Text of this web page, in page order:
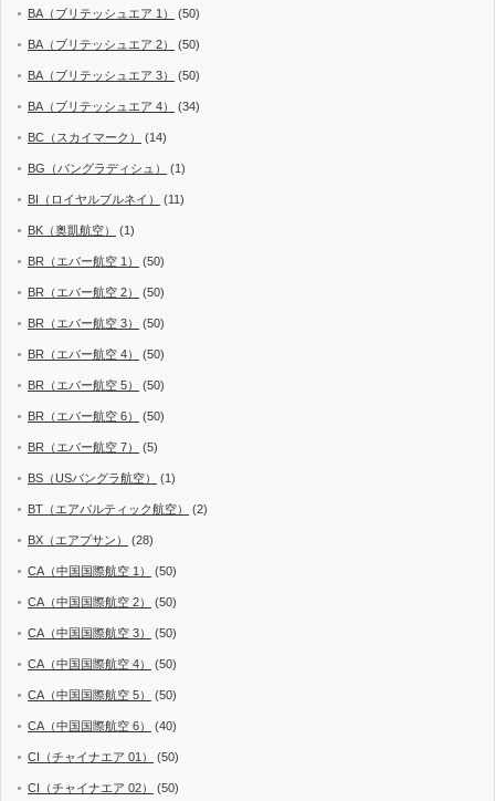
BA（ブリテッシュエア 1） (50)
BA（ブリテッシュエア 2） (50)
BA（ブリテッシュエア 3） (50)
BA（ブリテッシュエア 4） (34)
BC（スカイマーク） (14)
BG（バングラディシュ） (1)
BI（ロイヤルブルネイ） (11)
BK（奥凱航空） (1)
BR（エバー航空 1） (50)
BR（エバー航空 2） (50)
BR（エバー航空 3） (50)
BR（エバー航空 4） (50)
BR（エバー航空 5） (50)
BR（エバー航空 6） (50)
BR（エバー航空 7） (5)
BS（USバングラ航空） (1)
BT（エアバルティック航空） (2)
BX（エアプサン） (28)
CA（中国国際航空 1） (50)
CA（中国国際航空 2） (50)
CA（中国国際航空 3） (50)
CA（中国国際航空 4） (50)
CA（中国国際航空 5） (50)
CA（中国国際航空 6） (40)
CI（チャイナエア 01） (50)
CI（チャイナエア 02） (50)